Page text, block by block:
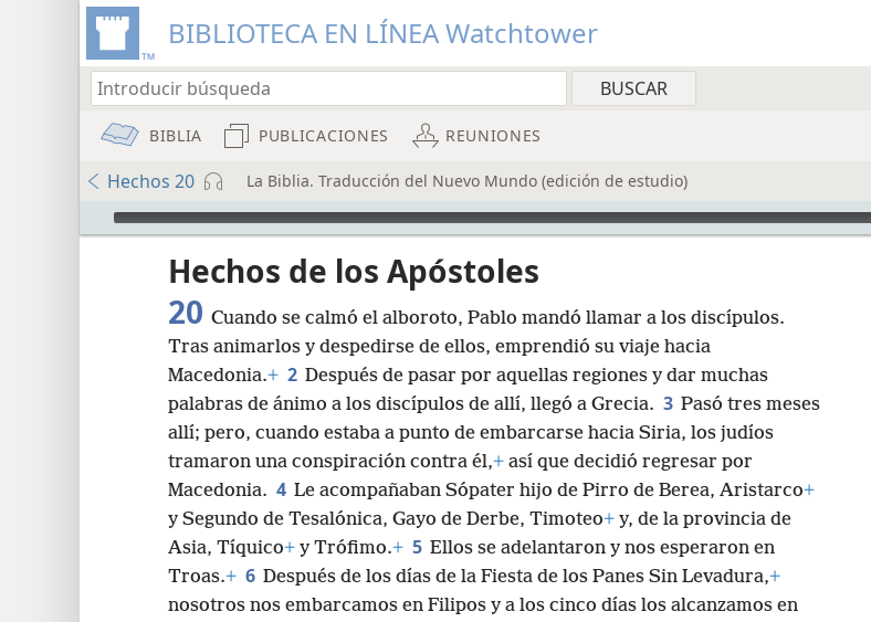
BIBLIOTECA EN LÍNEA Watchtower
BIBLIA PUBLICACIONES REUNIONES
Hechos 20 La Biblia. Traducción del Nuevo Mundo (edición de estudio)
Audio Player
Hechos de los Apóstoles
20 Cuando se calmó el alboroto, Pablo mandó llamar a los discípulos.
Tras animarlos y despedirse de ellos, emprendió su viaje hacia
Macedonia.+ 2 Después de pasar por aquellas regiones y dar muchas
palabras de ánimo a los discípulos de allí, llegó a Grecia. 3 Pasó tres meses
allí; pero, cuando estaba a punto de embarcarse hacia Siria, los judíos
tramaron una conspiración contra él,+ así que decidió regresar por
Macedonia. 4 Le acompañaban Sópater hijo de Pirro de Berea, Aristarco+
y Segundo de Tesalónica, Gayo de Derbe, Timoteo+ y, de la provincia de
Asia, Tíquico+ y Trófimo.+ 5 Ellos se adelantaron y nos esperaron en
Troas.+ 6 Después de los días de la Fiesta de los Panes Sin Levadura,+
nosotros nos embarcamos en Filipos y a los cinco días los alcanzamos en